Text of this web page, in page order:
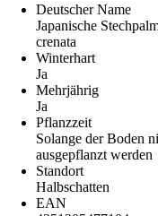
Deutscher Name
Japanische
crenata
Winterhart
Ja
Mehrjährig
Ja
Pflanzzeit
Solange der Boden
ausgepflanzt werden
Standort
Halbschatten
EAN